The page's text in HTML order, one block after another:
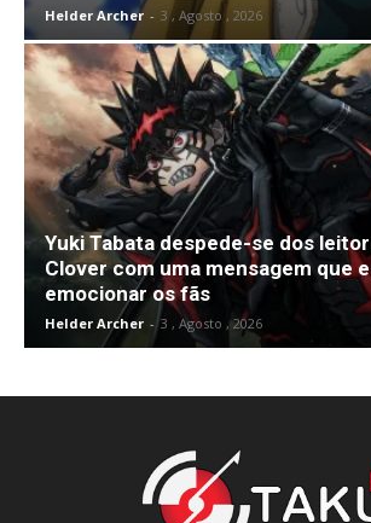
Helder Archer - 3 , Agosto , 2026
Yuki Tabata despede-se dos
Clover com uma mensagem que
emocionar os fãs
Helder Archer - 3 , Agosto , 2026